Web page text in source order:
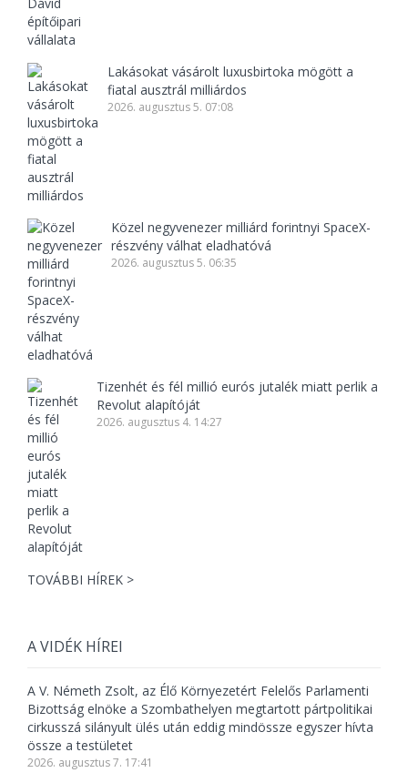
Lakásokat vásárolt luxusbirtoka mögött a
fiatal ausztrál milliárdos
2026. augusztus 5. 07:08
Közel negyvenezer milliárd forintnyi SpaceX-
részvény válhat eladhatóvá
2026. augusztus 5. 06:35
Tizenhét és fél millió eurós jutalék miatt perlik a
Revolut alapítóját
2026. augusztus 4. 14:27
TOVÁBBI HÍREK >
A VIDÉK HÍREI
A V. Németh Zsolt, az Élő Környezetért Felelős Parlamenti
Bizottság elnöke a Szombathelyen megtartott pártpolitikai
cirkusszá silányult ülés után eddig mindössze egyszer hívta
össze a testületet
2026. augusztus 7. 17:41